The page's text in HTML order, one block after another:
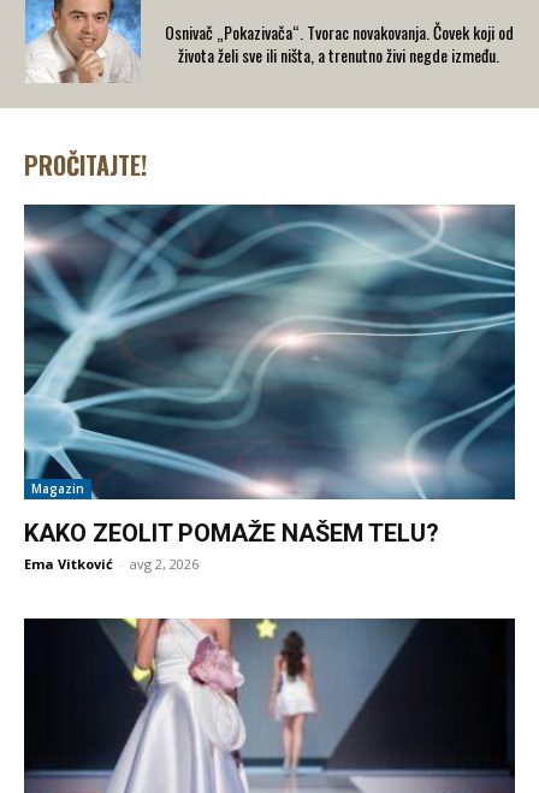
Osnivač „Pokazivača“. Tvorac novakovanja. Čovek koji od
života želi sve ili ništa, a trenutno živi negde između.
PROČITAJTE!
Magazin
KAKO ZEOLIT POMAŽE NAŠEM TELU?
Ema Vitković - avg 2, 2026